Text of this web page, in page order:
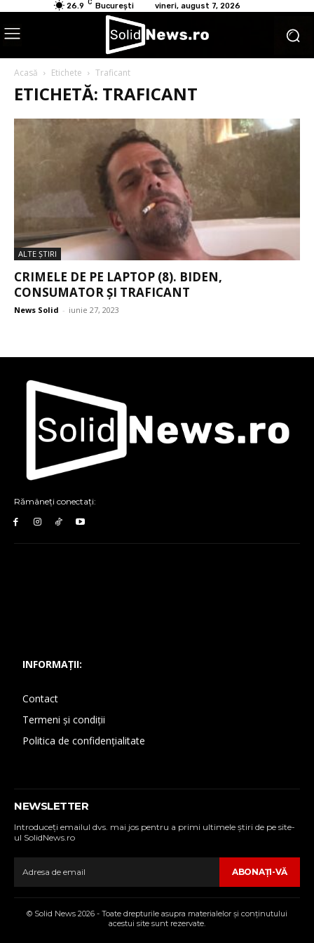
26.9 C București vineri, august 7, 2026
Acasă Etichete Traficant
ETICHETĂ: TRAFICANT
ALTE ŞTIRI
CRIMELE DE PE LAPTOP (8). BIDEN,
CONSUMATOR ȘI TRAFICANT
News Solid - iunie 27, 2023
Rămâneți conectați:
INFORMAȚII:
Contact
Termeni și condiții
Politica de confidențialitate
NEWSLETTER
Introduceţi emailul dvs. mai jos pentru a primi ultimele ştiri de pe site-
ul SolidNews.ro
ABONAŢI-VĂ
© Solid News 2026 - Toate drepturile asupra materialelor şi conţinutului
acestui site sunt rezervate.